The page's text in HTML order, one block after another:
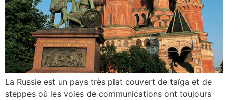
La Russie est un pays très plat couvert de taïga et de
steppes où les voies de communications ont toujours